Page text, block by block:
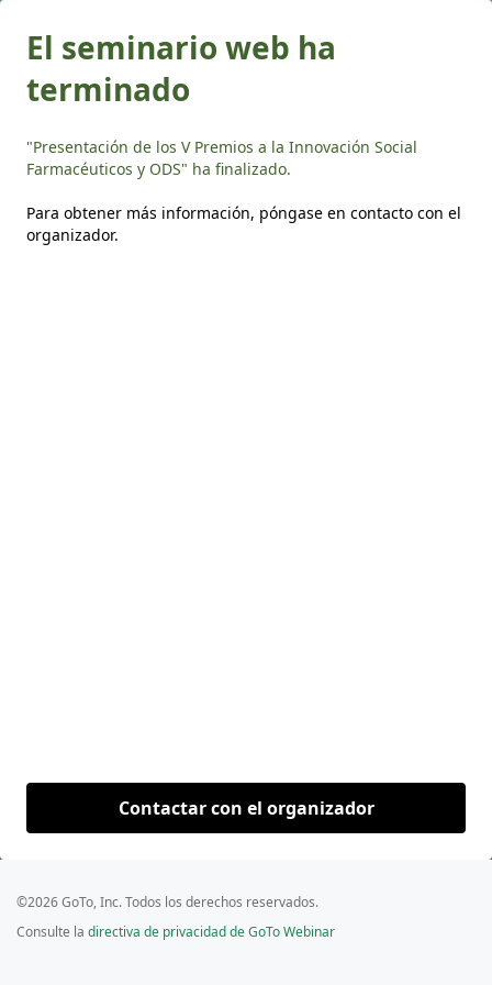
El seminario web ha
terminado
"Presentación de los V Premios a la Innovación Social
Farmacéuticos y ODS" ha finalizado.
Para obtener más información, póngase en contacto con el
organizador.
Contactar con el organizador
©2026 GoTo, Inc. Todos los derechos reservados.
Consulte la directiva de privacidad de GoTo Webinar